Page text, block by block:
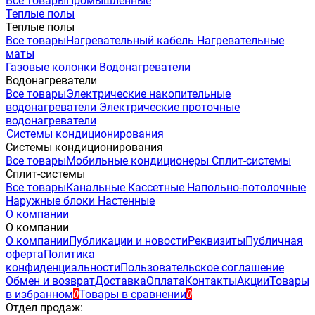
Теплые полы
Теплые полы
Все товарыНагревательный кабель Нагревательные
маты
Газовые колонки Водонагреватели
Водонагреватели
Все товарыЭлектрические накопительные
водонагреватели Электрические проточные
водонагреватели
Системы кондиционирования
Системы кондиционирования
Все товарыМобильные кондиционеры Сплит-системы
Сплит-системы
Все товарыКанальные Кассетные Напольно-потолочные
Наружные блоки Настенные
О компании
О компании
О компанииПубликации и новостиРеквизитыПубличная
офертаПолитика
конфиденциальностиПользовательское соглашение
Обмен и возвратДоставкаОплатаКонтактыАкцииТовары
в избранном0Товары в сравнении0
Отдел продаж: